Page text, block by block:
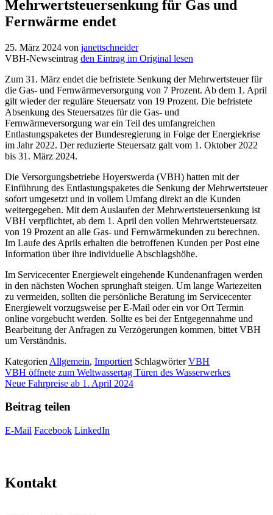
Mehrwertsteuersenkung für Gas und
Fernwärme endet
25. März 2024 von janettschneider
VBH-Newseintrag den Eintrag im Original lesen
Zum 31. März endet die befristete Senkung der Mehrwertsteuer für
die Gas- und Fernwärmeversorgung von 7 Prozent. Ab dem 1. April
gilt wieder der reguläre Steuersatz von 19 Prozent. Die befristete
Absenkung des Steuersatzes für die Gas- und
Fernwärmeversorgung war ein Teil des umfangreichen
Entlastungspaketes der Bundesregierung in Folge der Energiekrise
im Jahr 2022. Der reduzierte Steuersatz galt vom 1. Oktober 2022
bis 31. März 2024.
Die Versorgungsbetriebe Hoyerswerda (VBH) hatten mit der
Einführung des Entlastungspaketes die Senkung der Mehrwertsteuer
sofort umgesetzt und in vollem Umfang direkt an die Kunden
weitergegeben. Mit dem Auslaufen der Mehrwertsteuersenkung ist
VBH verpflichtet, ab dem 1. April den vollen Mehrwertsteuersatz
von 19 Prozent an alle Gas- und Fernwärmekunden zu berechnen.
Im Laufe des Aprils erhalten die betroffenen Kunden per Post eine
Information über ihre individuelle Abschlagshöhe.
Im Servicecenter Energiewelt eingehende Kundenanfragen werden
in den nächsten Wochen sprunghaft steigen. Um lange Wartezeiten
zu vermeiden, sollten die persönliche Beratung im Servicecenter
Energiewelt vorzugsweise per E-Mail oder ein vor Ort Termin
online vorgebucht werden. Sollte es bei der Entgegennahme und
Bearbeitung der Anfragen zu Verzögerungen kommen, bittet VBH
um Verständnis.
Kategorien Allgemein, Importiert SchlagwörterVBH
VBH öffnete zum Weltwassertag Türen des Wasserwerkes
Neue Fahrpreise ab 1. April 2024
Beitrag teilen
E-Mail Facebook LinkedIn
Kontakt